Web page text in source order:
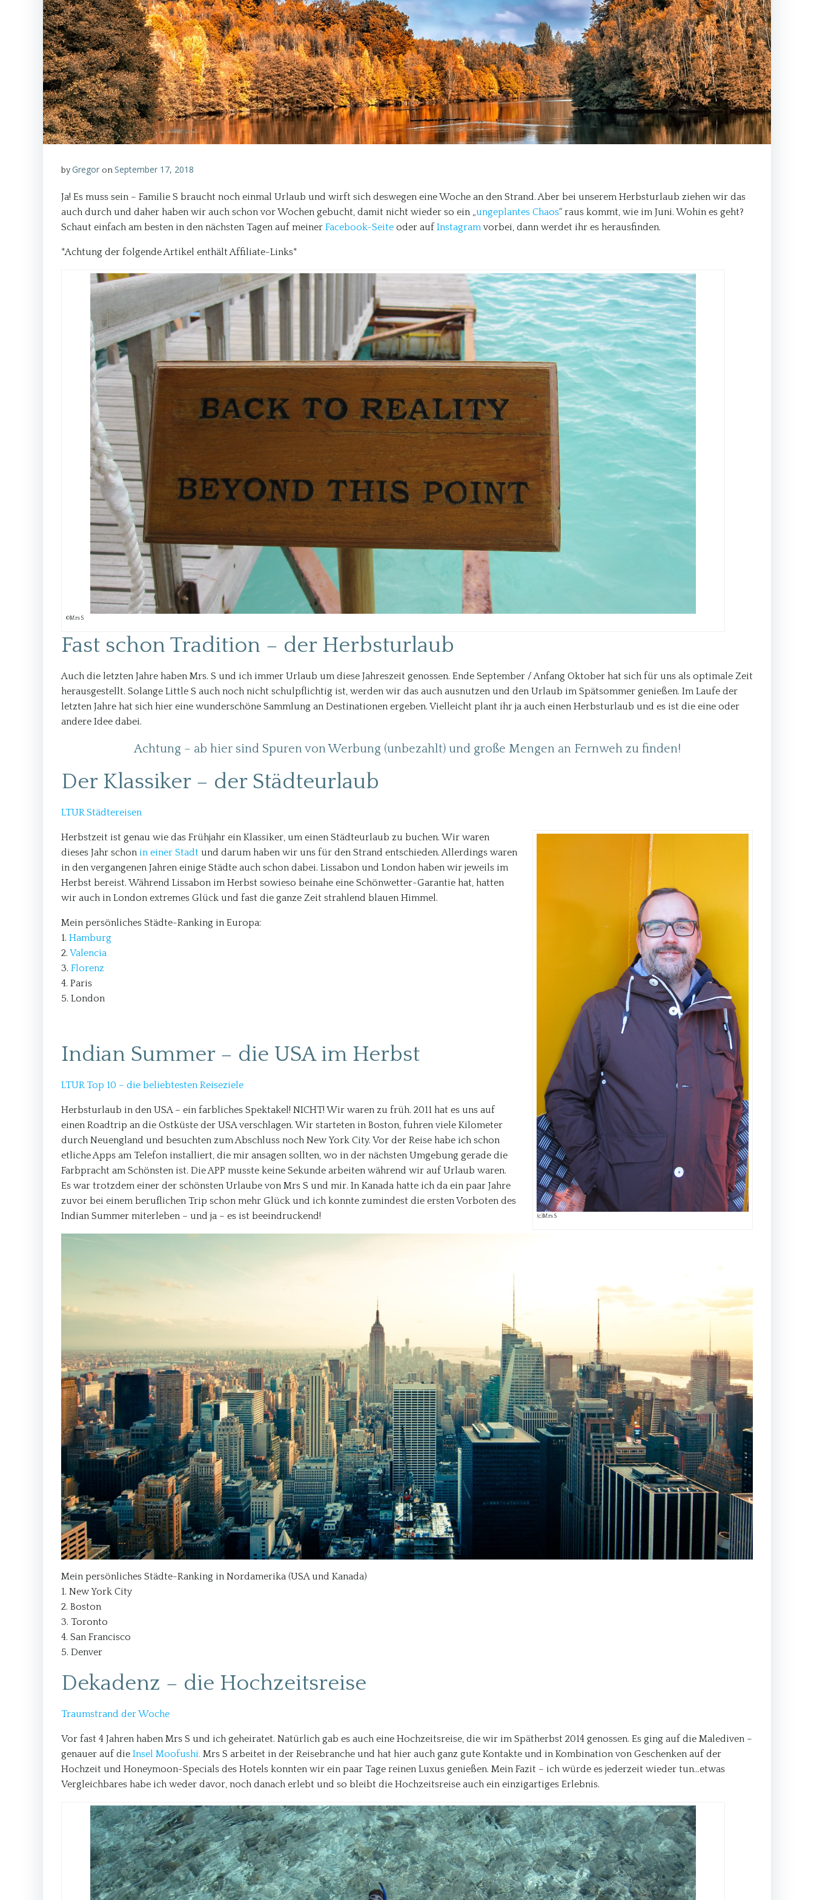
byGregor onSeptember 17, 2018
Ja! Es muss sein – Familie S braucht noch einmal Urlaub und wirft sich deswegen eine Woche an den Strand. Aber bei unserem Herbsturlaub ziehen wir das
auch durch und daher haben wir auch schon vor Wochen gebucht, damit nicht wieder so ein „ungeplantes Chaos“ raus kommt, wie im Juni. Wohin es geht?
Schaut einfach am besten in den nächsten Tagen auf meiner Facebook-Seite oder aufInstagram vorbei, dann werdet ihr es herausfinden.
*Achtung der folgende Artikel enthält Affiliate-Links*
©Mrs S
Fast schon Tradition – der Herbsturlaub
Auch die letzten Jahre haben Mrs. S und ich immer Urlaub um diese Jahreszeit genossen. Ende September / Anfang Oktober hat sich für uns als optimale Zeit
herausgestellt. Solange Little S auch noch nicht schulpflichtig ist, werden wir das auch ausnutzen und den Urlaub im Spätsommer genießen. Im Laufe der
letzten Jahre hat sich hier eine wunderschöne Sammlung an Destinationen ergeben. Vielleicht plant ihr ja auch einen Herbsturlaub und es ist die eine oder
andere Idee dabei.
Achtung – ab hier sind Spuren von Werbung (unbezahlt) und große Mengen an Fernweh zu finden!
Der Klassiker – der Städteurlaub
LTUR Städtereisen
(c)Mrs S
Herbstzeit ist genau wie das Frühjahr ein Klassiker, um einen Städteurlaub zu buchen. Wir waren
dieses Jahr schon in einer Stadt und darum haben wir uns für den Strand entschieden. Allerdings waren
in den vergangenen Jahren einige Städte auch schon dabei. Lissabon und London haben wir jeweils im
Herbst bereist. Während Lissabon im Herbst sowieso beinahe eine Schönwetter-Garantie hat, hatten
wir auch in London extremes Glück und fast die ganze Zeit strahlend blauen Himmel.
Mein persönliches Städte-Ranking in Europa:
1. Hamburg
2. Valencia
3. Florenz
4. Paris
5. London
Indian Summer – die USA im Herbst
LTUR Top 10 – die beliebtesten Reiseziele
Herbsturlaub in den USA – ein farbliches Spektakel! NICHT! Wir waren zu früh. 2011 hat es uns auf
einen Roadtrip an die Ostküste der USA verschlagen. Wir starteten in Boston, fuhren viele Kilometer
durch Neuengland und besuchten zum Abschluss noch New York City. Vor der Reise habe ich schon
etliche Apps am Telefon installiert, die mir ansagen sollten, wo in der nächsten Umgebung gerade die
Farbpracht am Schönsten ist. Die APP musste keine Sekunde arbeiten während wir auf Urlaub waren.
Es war trotzdem einer der schönsten Urlaube von Mrs S und mir. In Kanada hatte ich da ein paar Jahre
zuvor bei einem beruflichen Trip schon mehr Glück und ich konnte zumindest die ersten Vorboten des
Indian Summer miterleben – und ja – es ist beeindruckend!
Mein persönliches Städte-Ranking in Nordamerika (USA und Kanada)
1. New York City
2. Boston
3. Toronto
4. San Francisco
5. Denver
Dekadenz – die Hochzeitsreise
Traumstrand der Woche
Vor fast 4 Jahren haben Mrs S und ich geheiratet. Natürlich gab es auch eine Hochzeitsreise, die wir im Spätherbst 2014 genossen. Es ging auf die Malediven –
genauer auf die Insel Moofushi. Mrs S arbeitet in der Reisebranche und hat hier auch ganz gute Kontakte und in Kombination von Geschenken auf der
Hochzeit und Honeymoon-Specials des Hotels konnten wir ein paar Tage reinen Luxus genießen. Mein Fazit – ich würde es jederzeit wieder tun…etwas
Vergleichbares habe ich weder davor, noch danach erlebt und so bleibt die Hochzeitsreise auch ein einzigartiges Erlebnis.